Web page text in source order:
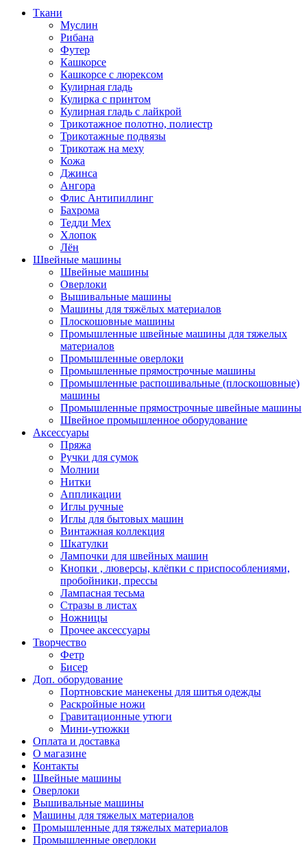
Ткани
Муслин
Рибана
Футер
Кашкорсе
Кашкорсе с люрексом
Кулирная гладь
Кулирка с принтом
Кулирная гладь с лайкрой
Трикотажное полотно, полиестр
Трикотажные подвязы
Трикотаж на меху
Кожа
Джинса
Ангора
Флис Антипиллинг
Бахрома
Тедди Мех
Хлопок
Лён
Швейные машины
Швейные машины
Оверлоки
Вышивальные машины
Машины для тяжёлых материалов
Плоскошовные машины
Промышленные швейные машины для тяжелых
материалов
Промышленные оверлоки
Промышленные прямострочные машины
Промышленные распошивальные (плоскошовные)
машины
Промышленные прямострочные швейные машины
Швейное промышленное оборудование
Аксессуары
Пряжа
Ручки для сумок
Молнии
Нитки
Аппликации
Иглы ручные
Иглы для бытовых машин
Винтажная коллекция
Шкатулки
Лампочки для швейных машин
Кнопки , люверсы, клёпки с приспособлениями,
пробойники, прессы
Лампасная тесьма
Стразы в листах
Ножницы
Прочее аксессуары
Творчество
Фетр
Бисер
Доп. оборудование
Портновские манекены для шитья одежды
Раскройные ножи
Гравитационные утюги
Мини-утюжки
Оплата и доставка
О магазине
Контакты
Швейные машины
Оверлоки
Вышивальные машины
Машины для тяжелых материалов
Промышленные для тяжелых материалов
Промышленные оверлоки